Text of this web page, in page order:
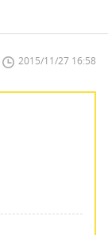
2015/11/27 16:58